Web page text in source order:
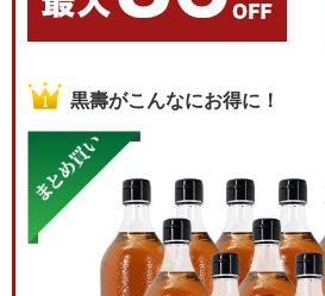
黒壽がこんなにお得に！